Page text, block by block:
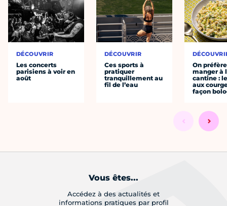
DÉCOUVRIR
Les concerts
parisiens à voir en
août
DÉCOUVRIR
Ces sports à
pratiquer
tranquillement au
fil de l’eau
On préfère
manger à
cantine :
aux
façon
Vous êtes...
Accédez à des actualités et
informations pratiques par profil